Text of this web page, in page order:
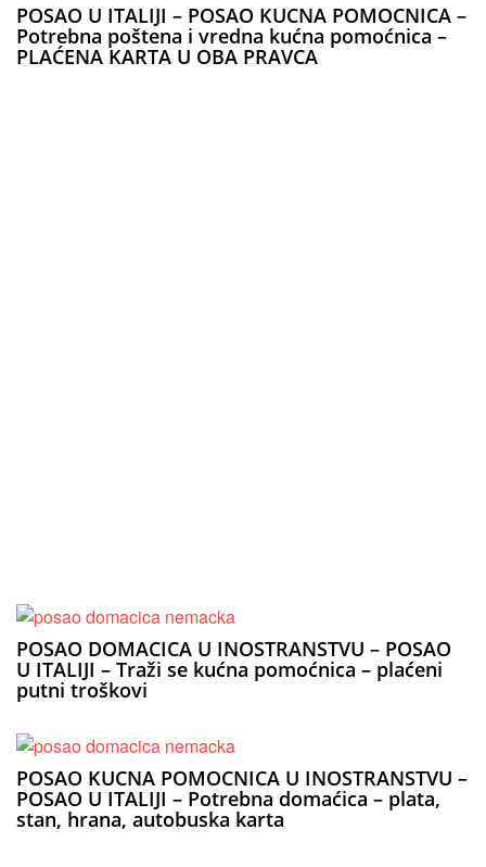
POSAO U ITALIJI – POSAO KUCNA POMOCNICA –
Potrebna poštena i vredna kućna pomoćnica –
PLAĆENA KARTA U OBA PRAVCA
POSAO DOMACICA U INOSTRANSTVU – POSAO
U ITALIJI – Traži se kućna pomoćnica – plaćeni
putni troškovi
POSAO KUCNA POMOCNICA U INOSTRANSTVU –
POSAO U ITALIJI – Potrebna domaćica – plata,
stan, hrana, autobuska karta